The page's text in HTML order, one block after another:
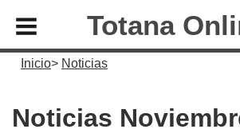
Totana
Inicio Noticias
Noticias